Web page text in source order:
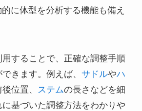
に体型を分析する機能も備え
することで、正確な調整手順
きます。例えば、 サドルやハ
位置、 ステムの長さなどを細
基づいた調整方法をわかりや